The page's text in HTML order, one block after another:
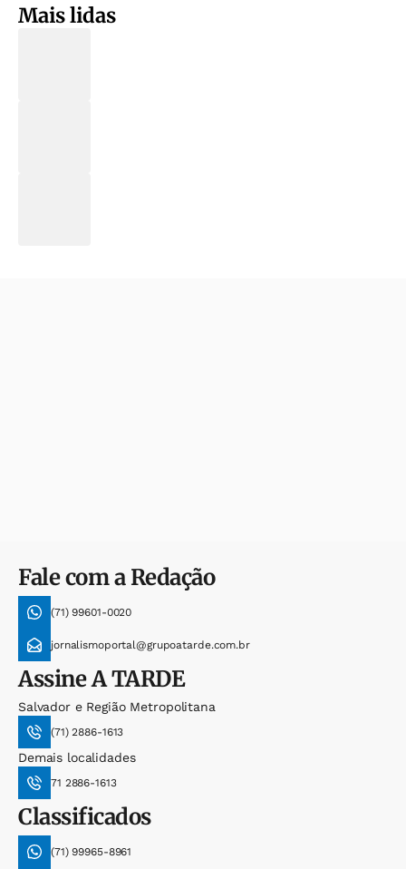
Mais lidas
Fale com a Redação
(71) 99601-0020
jornalismoportal@grupoatarde.com.br
AssineA TARDE
Salvador e Região Metropolitana
(71) 2886-1613
Demais localidades
71 2886-1613
Classificados
(71) 99965-8961